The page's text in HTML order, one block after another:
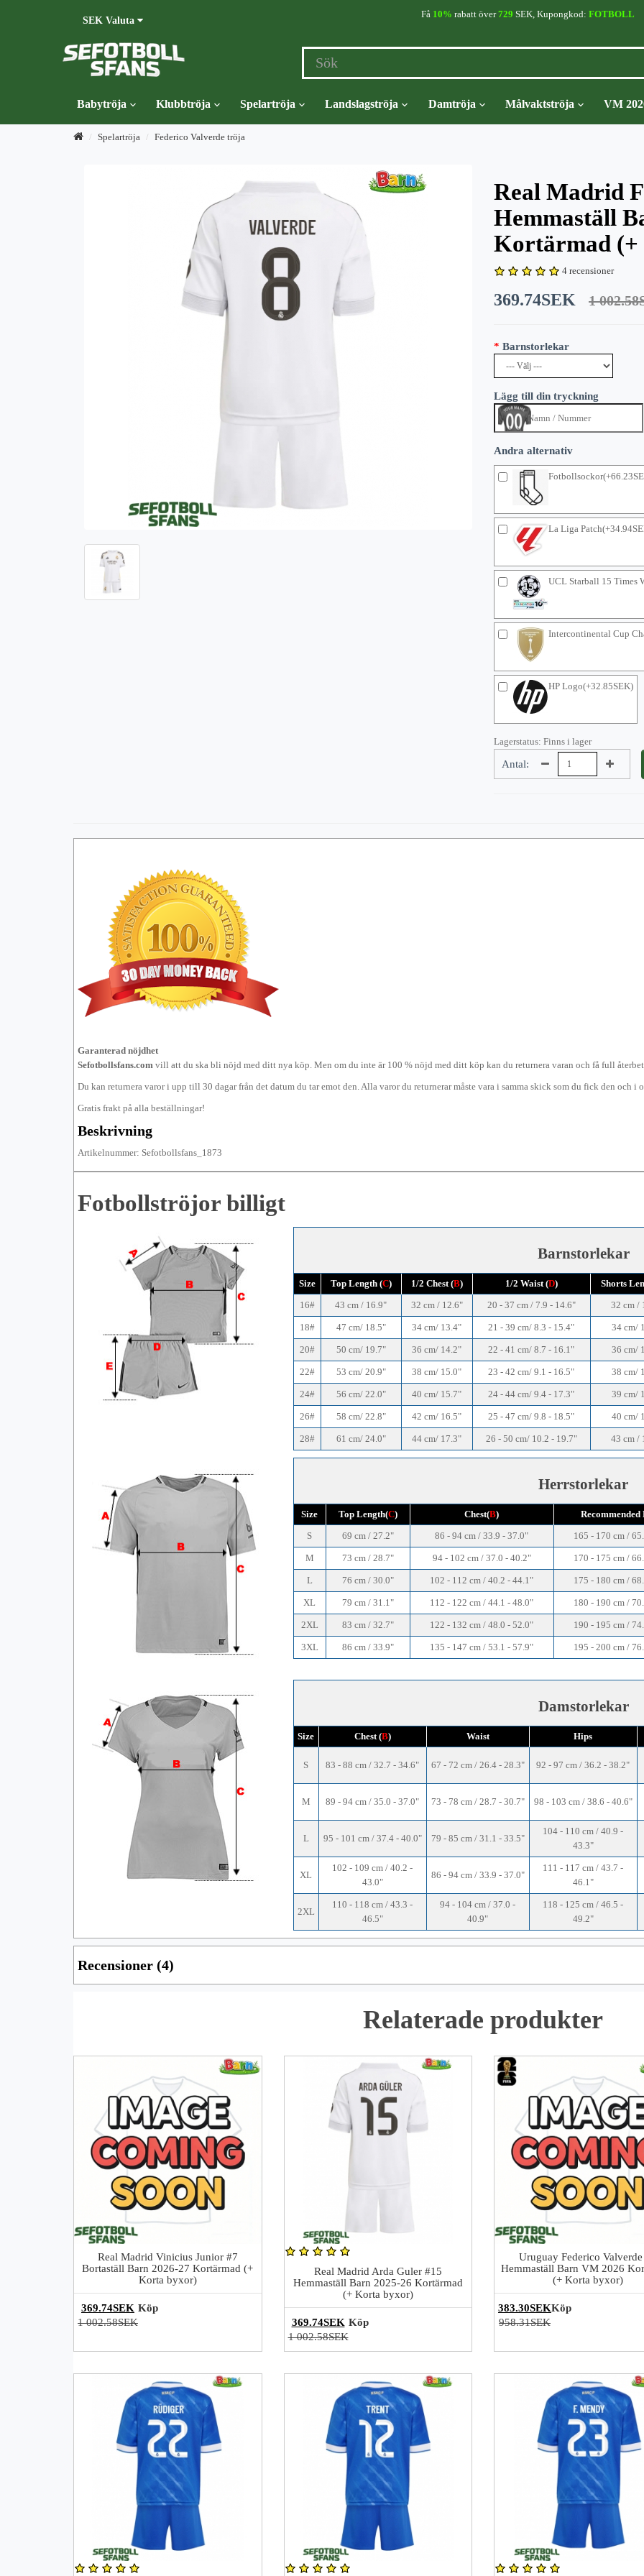
SEK Valuta
Få 10% rabatt över729 SEK, Kupongkod: FOTBOLL
Babytröja Klubbtröja Spelartröja Landslagströja Damtröja Målvaktströja VM
Spelartröja Federico Valverde tröja
Real Madrid
Hemmaställ
Kortärmad
4 recensioner
369.74SEK 1
Barnstorlekar
Lägg till din tryckning
Andra alternativ
La Liga
UCL Starball 15 Times
Intercontinental Cup
HP Logo(+32.85SEK)
Lagerstatus: Finns i lager
Antal:
Garanterad nöjdhet
Sefotbollsfans.com vill att du ska bli nöjd med ditt nya köp. Men om du inte är 100 % nöjd med ditt köp kan du returnera varan och få full
Du kan returnera varor i upp till 30 dagar från det datum du tar emot den. Alla varor du returnerar måste vara i samma skick som du fick den och
Gratis frakt på alla beställningar!
Beskrivning
Artikelnummer: Sefotbollsfans_1873
Fotbollströjor billigt
Barnstorlekar
Size Top Length (C) 1/2 Chest (B) 1/2 Waist (D)
Shorts
16#
43 cm / 16.9" 32 cm / 12.6" 20 - 37 cm / 7.9 - 14.6" 32 cm /
18# 47 cm/ 18.5" 34 cm/ 13.4" 21 - 39 cm/ 8.3 - 15.4" 34 cm/
20# 50 cm/ 19.7" 36 cm/ 14.2" 22 - 41 cm/ 8.7 - 16.1" 36 cm/
22# 53 cm/ 20.9" 38 cm/ 15.0" 23 - 42 cm/ 9.1 - 16.5" 38 cm/
24# 56 cm/ 22.0" 40 cm/ 15.7" 24 - 44 cm/ 9.4 - 17.3" 39 cm/
26# 58 cm/ 22.8" 42 cm/ 16.5" 25 - 47 cm/ 9.8 - 18.5" 40 cm/
28# 61 cm/ 24.0" 44 cm/ 17.3" 26 - 50 cm/ 10.2 - 19.7" 43 cm /
Herrstorlekar
Size Top Length(C) Chest(B)
Recommended
S
69 cm / 27.2" 86 - 94 cm / 33.9 - 37.0" 165 - 170 cm /
M 73 cm / 28.7" 94 - 102 cm / 37.0 - 40.2" 170 - 175 cm /
L 76 cm / 30.0" 102 - 112 cm / 40.2 - 44.1" 175 - 180 cm /
XL 79 cm / 31.1" 112 - 122 cm / 44.1 - 48.0" 180 - 190 cm /
2XL 83 cm / 32.7" 122 - 132 cm / 48.0 - 52.0" 190 - 195 cm /
3XL 86 cm / 33.9" 135 - 147 cm / 53.1 - 57.9" 195 - 200 cm /
Damstorlekar
Size Chest (B) Waist Hips
S 83 - 88 cm / 32.7 - 34.6" 67 - 72 cm / 26.4 - 28.3" 92 - 97 cm / 36.2 - 38.2"
M 89 - 94 cm / 35.0 - 37.0" 73 - 78 cm / 28.7 - 30.7" 98 - 103 cm / 38.6 - 40.6"
L 95 - 101 cm / 37.4 - 40.0" 79 - 85 cm / 31.1 - 33.5"
104 - 110 cm / 40.9 -
43.3"
XL
102 - 109 cm / 40.2 -
43.0"
86 - 94 cm / 33.9 - 37.0"
111 - 117 cm / 43.7 -
46.1"
2XL
110 - 118 cm / 43.3 -
46.5"
94 - 104 cm / 37.0 -
40.9"
118 - 125 cm / 46.5 -
49.2"
Recensioner (4)
Relaterade produkter
Real Madrid Vinicius Junior #7
Bortaställ Barn 2026-27 Kortärmad (+
Korta byxor)
369.74SEK
1 002.58SEK
Köp
Real Madrid Arda Guler #15
Hemmaställ Barn 2025-26 Kortärmad
(+ Korta byxor)
369.74SEK
1 002.58SEK
Köp
Uruguay Federico
Hemmaställ Barn VM 2026
(+ Korta byxor)
383.30SEK
958.31SEK
Köp